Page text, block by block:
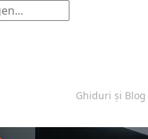
Ghiduri și Blog